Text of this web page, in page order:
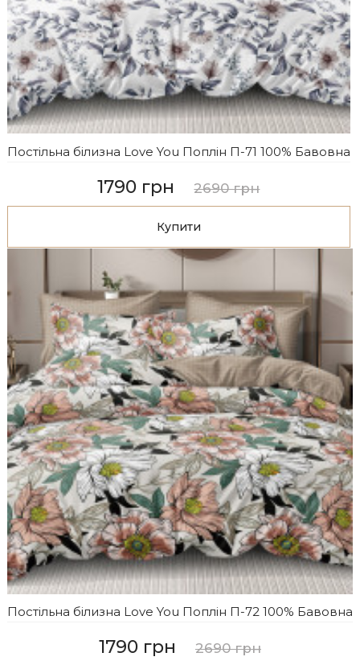
Постільна білизна Love You Поплін П-71 100% Бавовна
1790 грн 2690 грн
Купити
Постільна білизна Love You Поплін П-72 100% Бавовна
1790 грн 2690 грн